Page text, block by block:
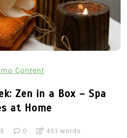
Content
Zen in a Box – Spa
at Home
0 451 words